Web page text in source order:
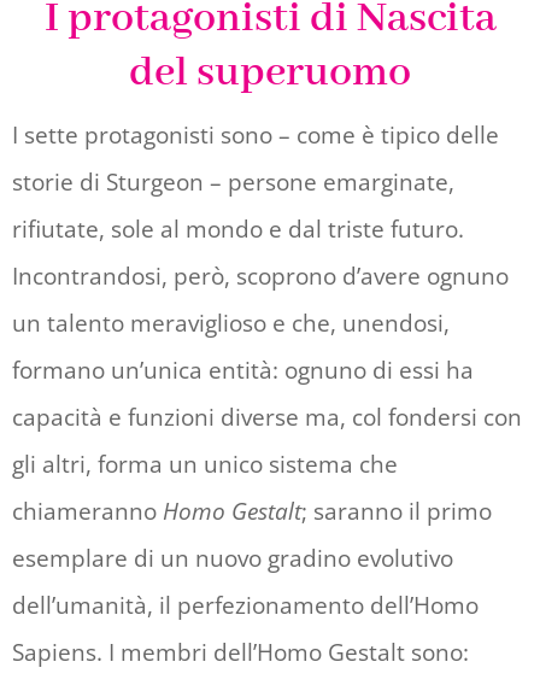
I protagonisti di Nascita
del superuomo
I sette protagonisti sono – come è tipico delle
storie di Sturgeon – persone emarginate,
rifiutate, sole al mondo e dal triste futuro.
Incontrandosi, però, scoprono d’avere ognuno
un talento meraviglioso e che, unendosi,
formano un’unica entità: ognuno di essi ha
capacità e funzioni diverse ma, col fondersi con
gli altri, forma un unico sistema che
chiameranno Homo Gestalt; saranno il primo
esemplare di un nuovo gradino evolutivo
dell’umanità, il perfezionamento dell’Homo
Sapiens. I membri dell’Homo Gestalt sono: